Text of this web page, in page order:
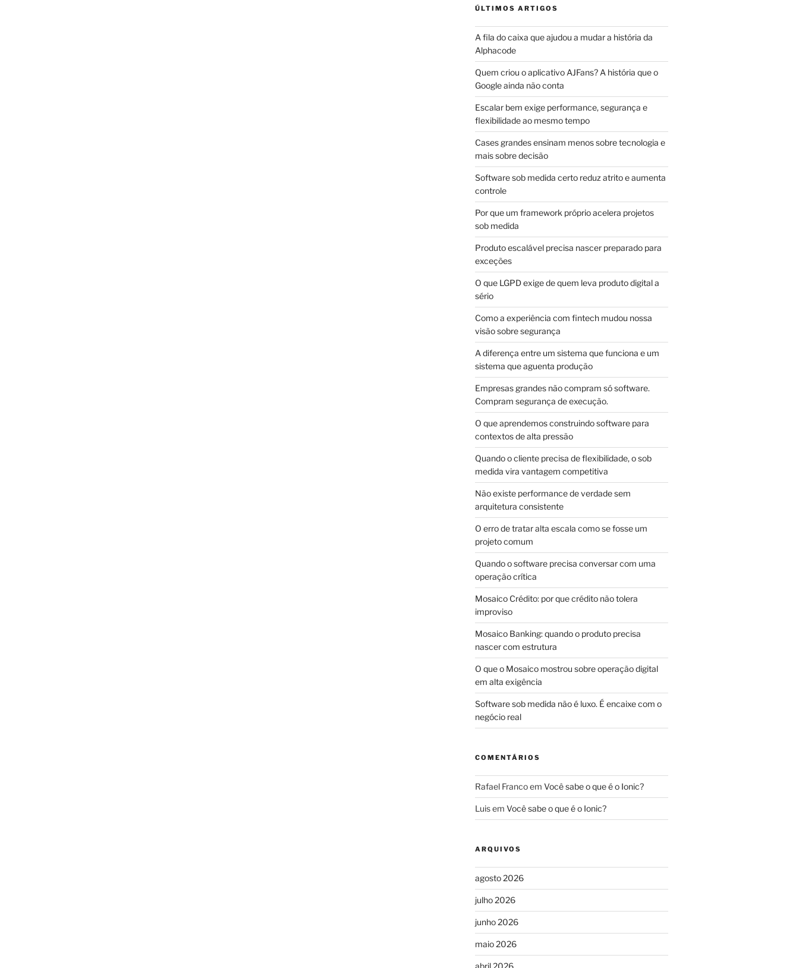
ÚLTIMOS ARTIGOS
A fila do caixa que ajudou a mudar a história da
Alphacode
Quem criou o aplicativo AJFans? A história que o
Google ainda não conta
Escalar bem exige performance, segurança e
flexibilidade ao mesmo tempo
Cases grandes ensinam menos sobre tecnologia e
mais sobre decisão
Software sob medida certo reduz atrito e aumenta
controle
Por que um framework próprio acelera projetos
sob medida
Produto escalável precisa nascer preparado para
exceções
O que LGPD exige de quem leva produto digital a
sério
Como a experiência com fintech mudou nossa
visão sobre segurança
A diferença entre um sistema que funciona e um
sistema que aguenta produção
Empresas grandes não compram só software.
Compram segurança de execução.
O que aprendemos construindo software para
contextos de alta pressão
Quando o cliente precisa de flexibilidade, o sob
medida vira vantagem competitiva
Não existe performance de verdade sem
arquitetura consistente
O erro de tratar alta escala como se fosse um
projeto comum
Quando o software precisa conversar com uma
operação crítica
Mosaico Crédito: por que crédito não tolera
improviso
Mosaico Banking: quando o produto precisa
nascer com estrutura
O que o Mosaico mostrou sobre operação digital
em alta exigência
Software sob medida não é luxo. É encaixe com o
negócio real
COMENTÁRIOS
Rafael Francoem Você sabe o que é o Ionic?
Luisem Você sabe o que é o Ionic?
ARQUIVOS
agosto 2026
julho 2026
junho 2026
maio 2026